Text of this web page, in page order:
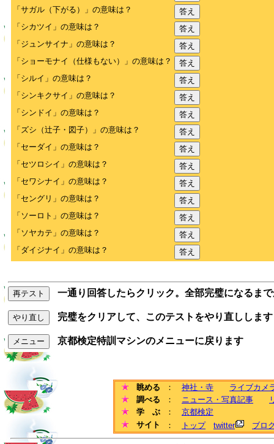
「サガル（下がる）」の意味は？
答え
「シカツイ」の意味は？
答え
「ジュンサイナ」の意味は？
答え
「ショーモナイ（仕様もない）」の意味は？
答え
「シルイ」の意味は？
答え
「シンキクサイ」の意味は？
答え
「シンドイ」の意味は？
答え
「ズシ（辻子・図子）」の意味は？
答え
「セーダイ」の意味は？
答え
「セツロシイ」の意味は？
答え
「セワシナイ」の意味は？
答え
「セングリ」の意味は？
答え
「ソーロト」の意味は？
答え
「ソヤカテ」の意味は？
答え
「ダイジナイ」の意味は？
答え
再テスト 一通り回答したらクリック。全部完璧になるま
やり直し 完璧をクリアして、このテストをやり直しします
メニュー 京都検定特訓マシンのメニューに戻ります
眺める ： 神社・寺
ライブカメ
調べる
： ニュース・写真記事
学 ぶ
： 京都検定
サイト
： トップ twitter ブロ